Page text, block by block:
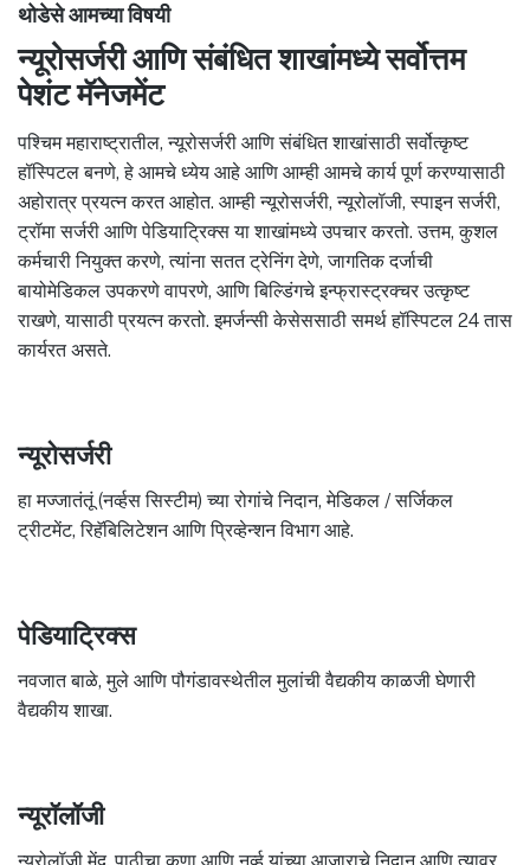
थोडेसे आमच्या विषयी
न्यूरोसर्जरी आणि संबंधित शाखांमध्ये सर्वोत्तम
पेशंट मॅनेजमेंट
पश्चिम महाराष्ट्रातील, न्यूरोसर्जरी आणि संबंधित शाखांसाठी सर्वोत्कृष्ट
हॉस्पिटल बनणे, हे आमचे ध्येय आहे आणि आम्ही आमचे कार्य पूर्ण करण्यासाठी
अहोरात्र प्रयत्न करत आहोत. आम्ही न्यूरोसर्जरी, न्यूरोलॉजी, स्पाइन सर्जरी,
ट्रॉमा सर्जरी आणि पेडियाट्रिक्स या शाखांमध्ये उपचार करतो. उत्तम, कुशल
कर्मचारी नियुक्त करणे, त्यांना सतत ट्रेनिंग देणे, जागतिक दर्जाची
बायोमेडिकल उपकरणे वापरणे, आणि बिल्डिंगचे इन्फ्रास्ट्रक्चर उत्कृष्ट
राखणे, यासाठी प्रयत्न करतो. इमर्जन्सी केसेससाठी समर्थ हॉस्पिटल 24 तास
कार्यरत असते.
न्यूरोसर्जरी
हा मज्जातंतूं (नर्व्हस सिस्टीम) च्या रोगांचे निदान, मेडिकल / सर्जिकल
ट्रीटमेंट, रिहॅबिलिटेशन आणि प्रिव्हेन्शन विभाग आहे.
पेडियाट्रिक्स
नवजात बाळे, मुले आणि पौगंडावस्थेतील मुलांची वैद्यकीय काळजी घेणारी
वैद्यकीय शाखा.
न्यूरॉलॉजी
न्यूरोलॉजी मेंदू, पाठीचा कणा आणि नर्व्ह यांच्या आजाराचे निदान आणि त्यावर